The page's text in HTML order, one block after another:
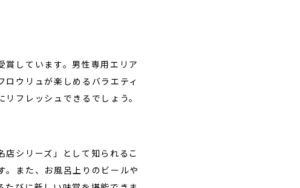
賞しています。男性専用エリア
ウリュが楽しめるバラエティ
フレッシュできるでしょう。
店シリーズ」として知られるこ
。また、お風呂上りのビールや